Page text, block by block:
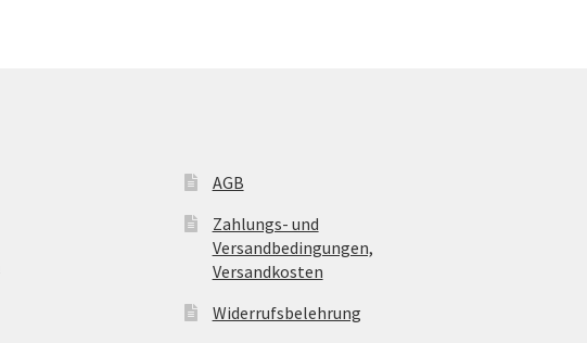
AGB
Zahlungs- und
Versandbedingungen,
Versandkosten
Widerrufsbelehrung